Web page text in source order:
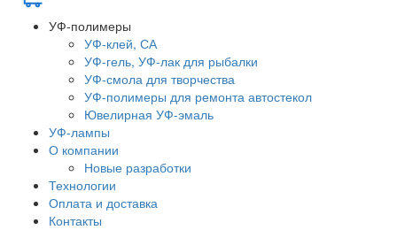
УФ-полимеры
УФ-клей, СА
УФ-гель, УФ-лак для рыбалки
УФ-смола для творчества
УФ-полимеры для ремонта автостекол
Ювелирная УФ-эмаль
УФ-лампы
О компании
Новые разработки
Технологии
Оплата и доставка
Контакты